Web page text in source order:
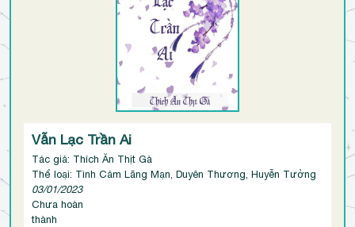
Vẫn Lạc Trần Ai
Tác giả: Thích Ăn Thịt Gà
Thể loại: Tình Cảm Lãng Mạn, Duyên Thương, Huyễn Tưởng
03/01/2023
Chưa hoàn
thành